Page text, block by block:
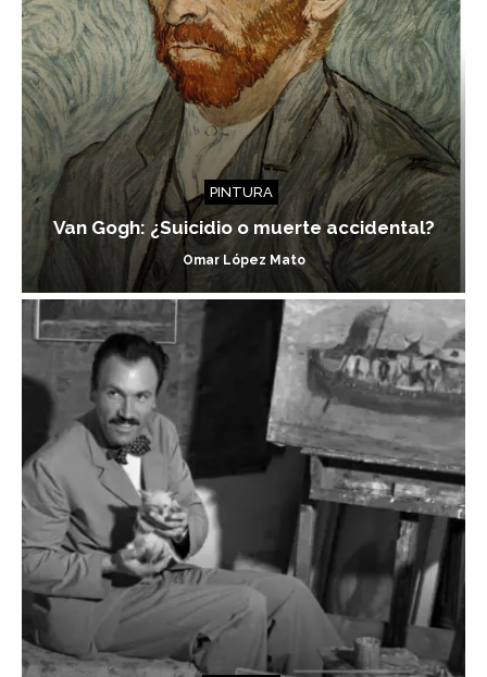
PINTURA
Van Gogh: ¿Suicidio o muerte accidental?
Omar López Mato